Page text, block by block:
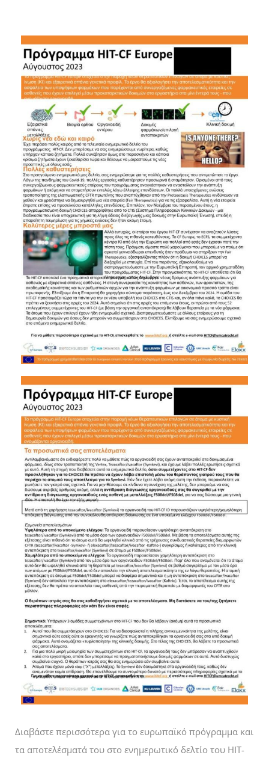
Διαβάστε περισσότερα για το ευρωπαϊκό πρόγραμμα και
τα αποτελέσματά του στο ενημερωτικό δελτίο του HIT-